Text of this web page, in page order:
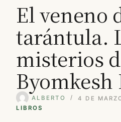
El veneno
tarántula.
misterios
Byomkesh
ALBERTO
4 DE
LIBROS